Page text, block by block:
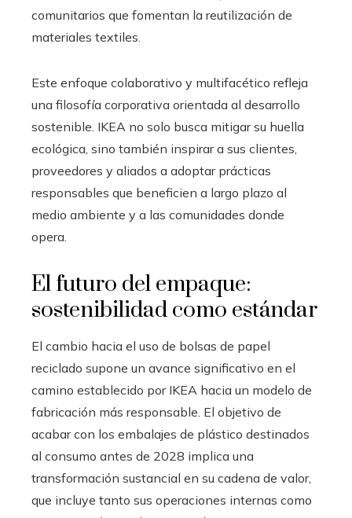
comunitarios que fomentan la reutilización de
materiales textiles.
Este enfoque colaborativo y multifacético refleja
una filosofía corporativa orientada al desarrollo
sostenible. IKEA no solo busca mitigar su huella
ecológica, sino también inspirar a sus clientes,
proveedores y aliados a adoptar prácticas
responsables que beneficien a largo plazo al
medio ambiente y a las comunidades donde
opera.
El futuro del empaque:
sostenibilidad como estándar
El cambio hacia el uso de bolsas de papel
reciclado supone un avance significativo en el
camino establecido por IKEA hacia un modelo de
fabricación más responsable. El objetivo de
acabar con los embalajes de plástico destinados
al consumo antes de 2028 implica una
transformación sustancial en su cadena de valor,
que incluye tanto sus operaciones internas como